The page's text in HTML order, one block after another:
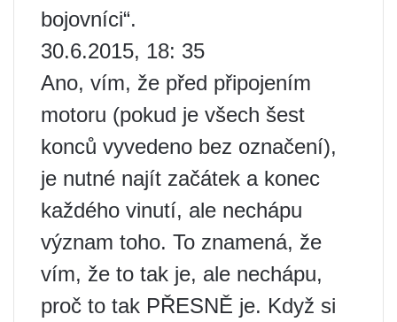
bojovníci“.
30.6.2015, 18: 35
Ano, vím, že před připojením
motoru (pokud je všech šest
konců vyvedeno bez označení),
je nutné najít začátek a konec
každého vinutí, ale nechápu
význam toho. To znamená, že
vím, že to tak je, ale nechápu,
proč to tak PŘESNĚ je. Když si